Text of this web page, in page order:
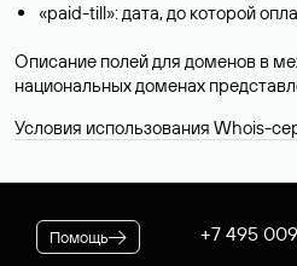
«paid-till»: дата, до которой
Описание полей для доменов в
национальных доменах
Условия использования Whois-
Помощь +7 495